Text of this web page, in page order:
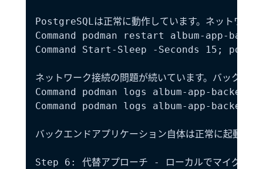
PostgreSQLは正常に動作しています。ネットワー
Command podman restart album-app-
Command Start-Sleep -Seconds 15;
ネットワーク接続の問題が続いています。バックエ
Command podman logs album-app-
Command podman logs album-app-backend-
バックエンドアプリケーション自体は正常に起動し
Step 6: 代替アプローチ - ローカルでマイグレー